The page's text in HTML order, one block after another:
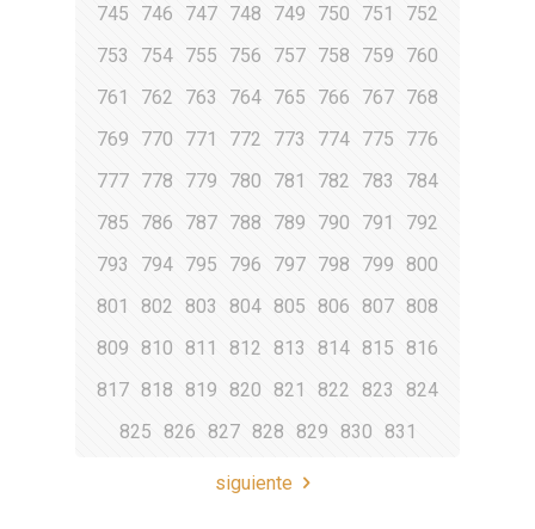
745
746 747 748 749 750 751
752
753
754 755 756 757 758 759
760
761
762 763 764 765 766 767 768
769
770 771 772 773 774 775
776
777 778 779 780 781 782 783
784
785
786 787 788 789 790 791
792
793
794 795 796 797 798 799
800
801
802 803 804 805 806 807 808
809
810 811 812 813 814 815
816
817 818 819 820 821 822 823
824
825
826 827 828 829 830 831
siguiente